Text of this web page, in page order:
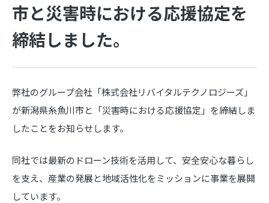
市と災害時における応援協定を
締結しました。
弊社のグループ会社「株式会社リバイタルテクノロジーズ」
が新潟県糸魚川市と「災害時における応援協定」を締結しま
したことをお知らせします。
同社では最新のドローン技術を活用して、安全安心な暮らし
を支え、産業の発展と地域活性化をミッションに事業を展開
しています。